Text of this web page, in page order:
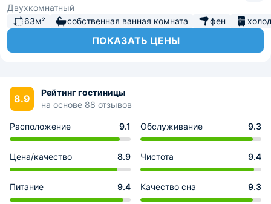
Двухкомнатный
63м²
собственная ванная комната фен
ПОКАЗАТЬ ЦЕНЫ
8.9
Рейтинг гостиницы
на основе 88 отзывов
Расположение 9.1 Обслуживание 9.3
Цена/качество 8.9 Чистота 9.4
Питание 9.4 Качество сна 9.3